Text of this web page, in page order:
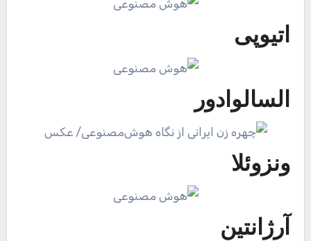
اتیوپی
السالوادور
ونزوئلا
آرژانتین